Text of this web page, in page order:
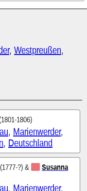
, Westpreußen,
1806)
, Marienwerder,
, Deutschland
?) &
Susanna
, Marienwerder,